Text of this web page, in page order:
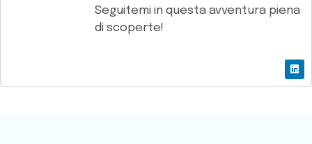
Seguitemi in questa avventura piena
di scoperte!